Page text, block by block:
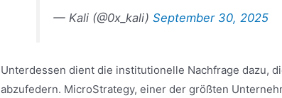
— Kali (@0x_kali)September 30, 2025
Unterdessen dient die institutionelle Nachfrage dazu,
abzufedern. MicroStrategy, einer der größten